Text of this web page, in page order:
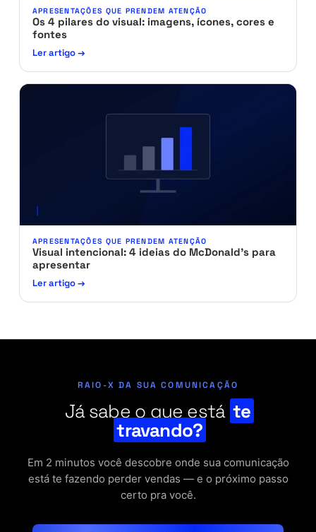
APRESENTAÇÕES QUE PRENDEM ATENÇÃO
Os 4 pilares do visual: imagens, ícones, cores e
fontes
Ler artigo →
APRESENTAÇÕES QUE PRENDEM ATENÇÃO
Visual intencional: 4 ideias do McDonald’s para
apresentar
Ler artigo →
RAIO-X DA SUA COMUNICAÇÃO
Já sabe o que está te
travando?
Em 2 minutos você descobre onde sua comunicação
está te fazendo perder vendas — e o próximo passo
certo pra você.